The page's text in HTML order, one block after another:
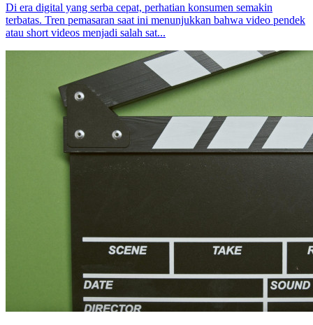
Di era digital yang serba cepat, perhatian konsumen semakin
terbatas. Tren pemasaran saat ini menunjukkan bahwa video pendek
atau short videos menjadi salah sat...